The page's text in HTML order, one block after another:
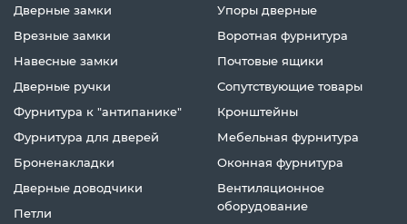
Дверные замки
Врезные замки
Навесные замки
Дверные ручки
Фурнитура к "антипанике"
Фурнитура для дверей
Броненакладки
Дверные доводчики
Петли
Упоры дверные
Воротная фурнитура
Почтовые ящики
Сопутствующие товары
Кронштейны
Мебельная фурнитура
Оконная фурнитура
Вентиляционное
оборудование